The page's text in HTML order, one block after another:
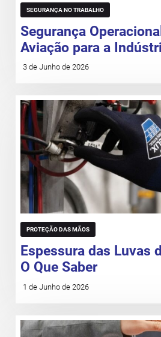
SEGURANÇA NO TRABALHO
Segurança
Aviação para a
3 de Junho de 2026
PROTEÇÃO DAS MÃOS
Espessura das Luvas
O Que Saber
1 de Junho de 2026